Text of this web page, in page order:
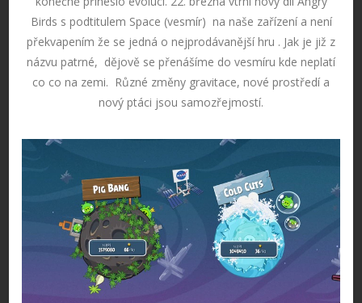
Birds s podtitulem Space (vesmír) na naše zařízení a není
překvapením že se jedná o nejprodávanější hru . Jak je již z
názvu patrné, dějově se přenášíme do vesmíru kde neplatí
co co na zemi. Různé změny gravitace, nové prostředí a
nový ptáci jsou samozřejmostí.